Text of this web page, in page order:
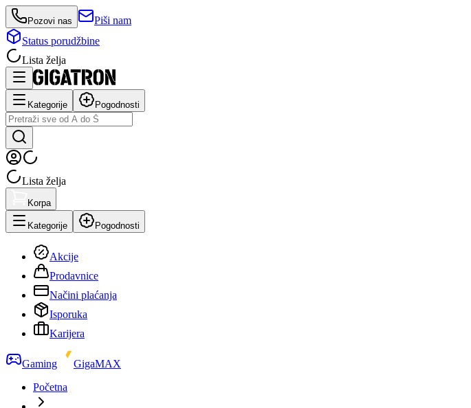
Pozovi nas
Piši nam
Status porudžbine
Lista želja
Kategorije Pogodnosti
Lista želja
Korpa
Kategorije Pogodnosti
Akcije
Prodavnice
Načini plaćanja
Isporuka
Karijera
Gaming
GigaMAX
Početna